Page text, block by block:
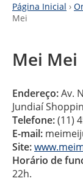
Página Inicial ›
Mei
Mei Mei
Endereço:Av.
Jundiaí
Telefone:(11)
E-mail:
Site:
Horário de
22h.